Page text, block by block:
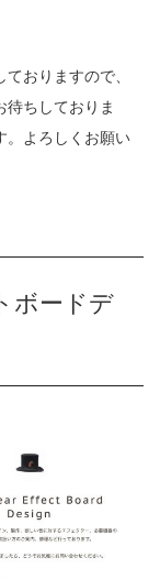
おりますので、
待ちしておりま
。よろしくお願い
ボードデ